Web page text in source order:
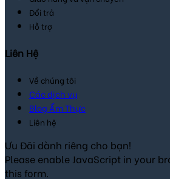
Đổi trả
Hỗ trợ
Liên Hệ
Về chúng tôi
Các dịch vụ
Blog Ẩm Thực
Liên hệ
Ưu Đãi dành riêng cho bạn!
Please enable JavaScript in your
this form.